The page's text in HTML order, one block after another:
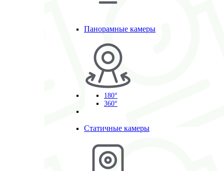
Панорамные камеры
180°
360°
Статичные камеры